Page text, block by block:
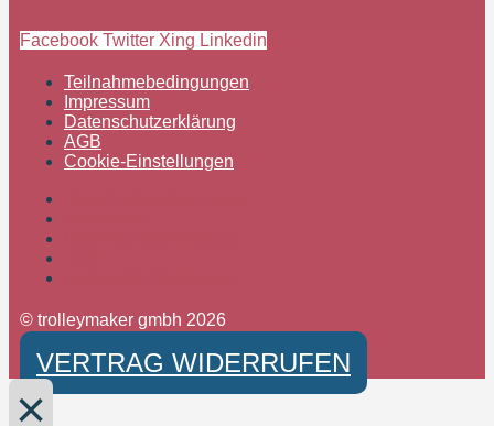
Facebook Twitter Xing Linkedin
Teilnahmebedingungen
Impressum
Datenschutzerklärung
AGB
Cookie-Einstellungen
© trolleymaker gmbh 2026
VERTRAG WIDERRUFEN
×